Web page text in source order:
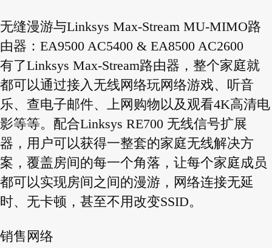
无缝漫游与Linksys Max-Stream MU-MIMO路
由器：EA9500 AC5400 & EA8500 AC2600
有了Linksys Max-Stream路由器，整个家庭就
都可以通过接入无线网络玩网络游戏、听音
乐、查电子邮件、上网购物以及观看4K高清电
影等等。配合Linksys RE700 无线信号扩展
器，用户可以获得一整套的家庭无线解决方
案，覆盖房间的每一个角落，让每个家庭成员
都可以实现房间之间的漫游，网络连接无延
时、无卡顿，甚至不用改变SSID。
销售网络